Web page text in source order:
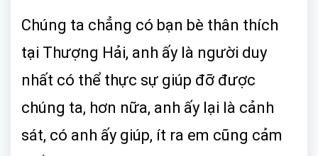
Chúng ta chẳng có bạn bè thân thích
tại Thượng Hải, anh ấy là người duy
nhất có thể thực sự giúp đỡ được
chúng ta, hơn nữa, anh ấy lại là cảnh
sát, có anh ấy giúp, ít ra em cũng cảm